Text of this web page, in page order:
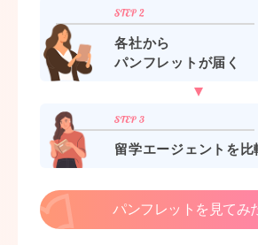
各社から
パンフレットが届く
留学エージェントを比
パンフレットを見てみ